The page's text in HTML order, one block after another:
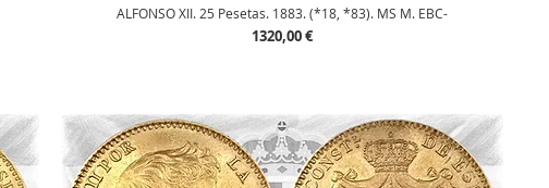
Vista rápida
ALFONSO XII. 25 Pesetas. 1883. (*18, *83). MS M. EBC-
Precio
1320,00 €